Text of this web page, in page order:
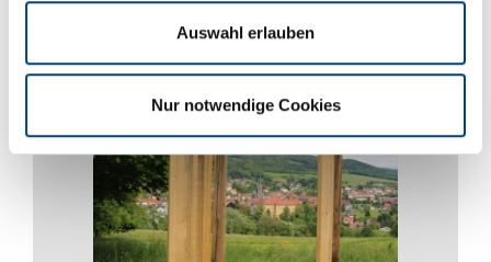
Auswahl erlauben
Nur notwendige Cookies